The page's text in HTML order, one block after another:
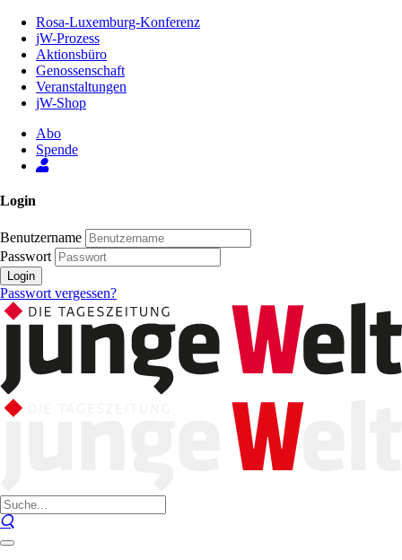
Inhalt
Seite
Rosa-Luxemburg-Konferenz
jW-Prozess
Aktionsbüro
Genossenschaft
Veranstaltungen
jW-Shop
Abo
Spende
Login
Benutzername
Passwort
Login
Passwort vergessen?